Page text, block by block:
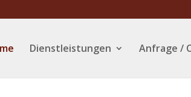
Dienstleistungen Anfrage /